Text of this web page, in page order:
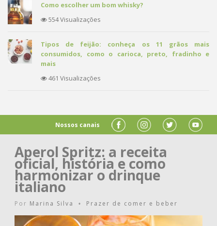
Como escolher um bom whisky?
554 Visualizações
Tipos de feijão: conheça os 11 grãos mais
consumidos, como o carioca, preto, fradinho e
mais
461 Visualizações
Nossos canais
Aperol Spritz: a receita
oficial, história e como
harmonizar o drinque
italiano
Por Marina Silva • Prazer de comer e beber